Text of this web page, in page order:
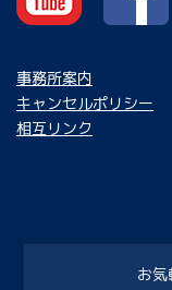
事務所案内
キャンセルポリシー
相互リンク
お